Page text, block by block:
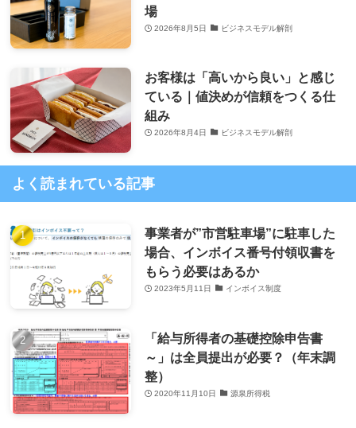
場
2026年8月5日 ビジネスモデル解剖
お客様は「高いから良い」と感じ
ている｜値決めが信頼をつくる仕
組み
2026年8月4日 ビジネスモデル解剖
よく読まれている記事
事業者が”市営駐車場”に駐車した
場合、インボイス番号付領収書を
もらう必要はあるか
2023年5月11日 インボイス制度
「給与所得者の基礎控除申告書
～」は全員提出が必要？（年末調
整）
2020年11月10日 源泉所得税